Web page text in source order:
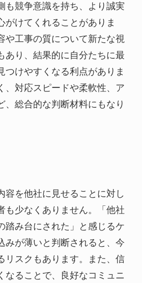
も競争意識を持ち、より誠実
がけてくれることがありま
や工事の質について新たな視
あり、結果的に自分たちに最
つけやすくなる利点がありま
、対応スピードや柔軟性、ア
、総合的な判断材料にもなり
容を他社に見せることに対し
も少なくありません。「他社
踏み台にされた」と感じるケ
みが薄いと判断されると、今
リスクもあります。また、信
なることで、良好なコミュニ